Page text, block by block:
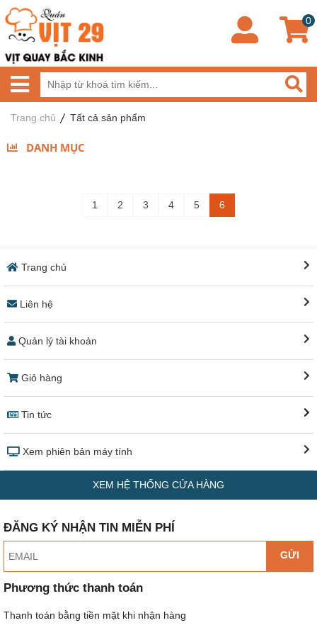
0
Trang chủ Tất cả sản phẩm
DANH MỤC
1 2 3 4 5 6
Trang chủ
Liên hệ
Quản lý tài khoản
Giỏ hàng
Tin tức
Xem phiên bản máy tính
XEM HỆ THỐNG CỬA HÀNG
ĐĂNG KÝ NHẬN TIN MIỄN PHÍ
GỬI
Phương thức thanh toán
Thanh toán bằng tiền mặt khi nhận hàng